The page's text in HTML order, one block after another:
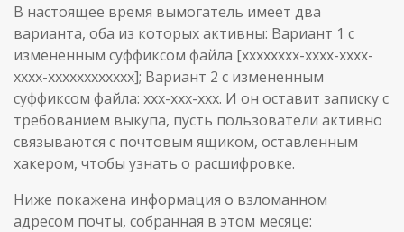
В настоящее время вымогатель имеет два
варианта, оба из которых активны: Вариант 1 с
измененным суффиксом файла [xxxxxxxx-xxxx-xxxx-
xxxx-xxxxxxxxxxxx]; Вариант 2 с измененным
суффиксом файла: xxx-xxx-xxx. И он оставит записку с
требованием выкупа, пусть пользователи активно
связываются с почтовым ящиком, оставленным
хакером, чтобы узнать о расшифровке.
Ниже покажена информация о взломанном
адресом почты, собранная в этом месяце: